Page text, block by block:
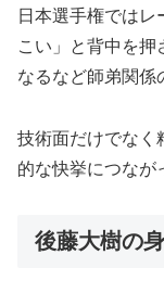
日本選手権では
こい」と背中を押
なるなど師弟関係
技術面だけでなく
的な快挙につなが
後藤大樹の